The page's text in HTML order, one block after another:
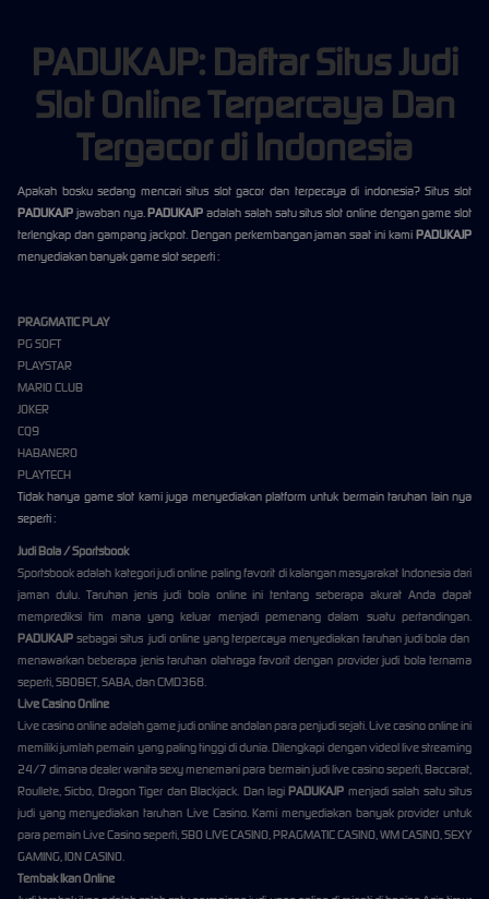
PADUKAJP: Daftar Situs Judi
Slot Online Terpercaya Dan
Tergacor di Indonesia
Apakah bosku sedang mencari situs slot gacor dan terpecaya di indonesia? Situs slot
PADUKAJP jawaban nya.PADUKAJP adalah salah satu situs slot online dengan game slot
terlengkap dan gampang jackpot. Dengan perkembangan jaman saat ini kami PADUKAJP
menyediakan banyak game slot seperti :
PRAGMATIC PLAY
PG SOFT
PLAYSTAR
MARIO CLUB
JOKER
CQ9
HABANERO
PLAYTECH
Tidak hanya game slot kami juga menyediakan platform untuk bermain taruhan lain nya
seperti :
Judi Bola / Sportsbook
Sportsbook adalah kategori judi online paling favorit di kalangan masyarakat Indonesia dari
jaman dulu. Taruhan jenis judi bola online ini tentang seberapa akurat Anda dapat
memprediksi tim mana yang keluar menjadi pemenang dalam suatu pertandingan.
PADUKAJP sebagai situs judi online yang terpercaya menyediakan taruhan judi bola dan
menawarkan beberapa jenis taruhan olahraga favorit dengan provider judi bola ternama
seperti, SBOBET, SABA, dan CMD368.
Live Casino Online
Live casino online adalah game judi online andalan para penjudi sejati. Live casino online ini
memiliki jumlah pemain yang paling tinggi di dunia. Dilengkapi dengan videol live streaming
24/7 dimana dealer wanita sexy menemani para bermain judi live casino seperti, Baccarat,
Roullete, Sicbo, Dragon Tiger dan Blackjack. Dan lagi PADUKAJP menjadi salah satu situs
judi yang menyediakan taruhan Live Casino. Kami menyediakan banyak provider untuk
para pemain Live Casino seperti, SBO LIVE CASINO, PRAGMATIC CASINO, WM CASINO, SEXY
GAMING, ION CASINO.
Tembak Ikan Online